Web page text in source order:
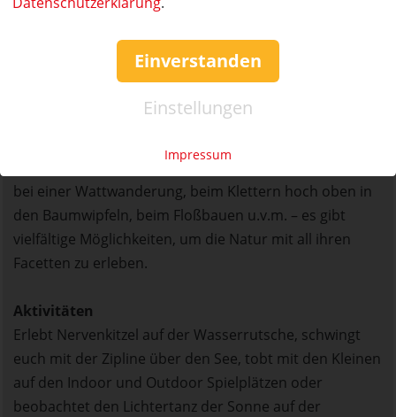
Einverstanden
Einstellungen
Impressum
Die Center Parcs Ferienhäuser liegen alle inmitten
schönster Natur – mal urig im Wald, mal idyllisch direkt
schönen Berglandschaften. 90% der Parks bestehen
naturgebundenen Aktivitäten für Groß und Klein. Ob
bei einer Wattwanderung, beim Klettern hoch oben in
den Baumwipfeln, beim Floßbauen u.v.m. – es gibt
vielfältige Möglichkeiten, um die Natur mit all ihren
Facetten zu erleben.
Aktivitäten
Erlebt Nervenkitzel auf der Wasserrutsche, schwingt
euch mit der Zipline über den See, tobt mit den Kleinen
auf den Indoor und Outdoor Spielplätzen oder
beobachtet den Lichtertanz der Sonne auf der